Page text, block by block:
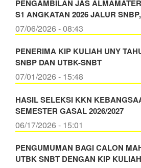
PENGAMBILAN JAS
S1 ANGKATAN 2026 JALUR
07/06/2026 - 08:43
PENERIMA KIP KULIAH UNY
SNBP DAN UTBK-SNBT
07/01/2026 - 15:48
HASIL SELEKSI KKN
SEMESTER GASAL 2026/2027
06/17/2026 - 15:01
PENGUMUMAN BAGI CALON
UTBK SNBT DENGAN KIP KULIAH